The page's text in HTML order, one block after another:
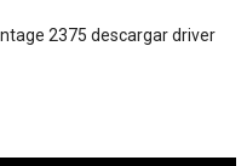
2375 descargar driver